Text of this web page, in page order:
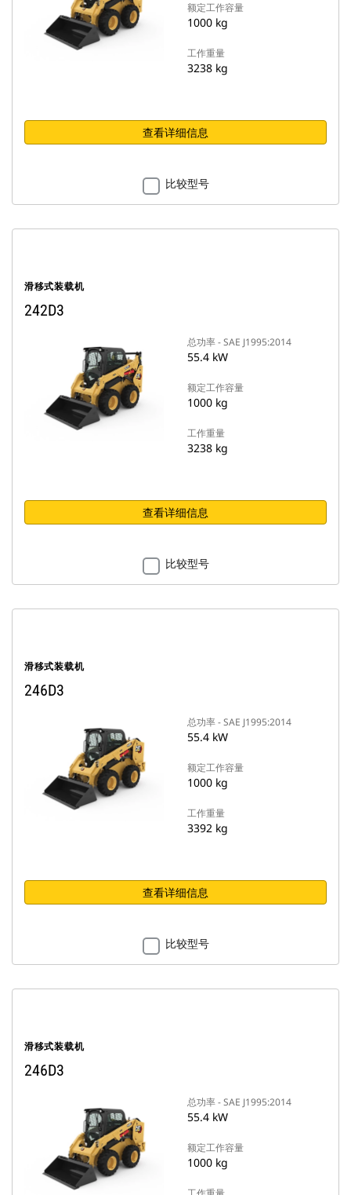
额定工作容量
1000 kg
工作重量
3238 kg
查看详细信息
比较型号
滑移式装载机
242D3
总功率 - SAE J1995:2014
55.4 kW
额定工作容量
1000 kg
工作重量
3238 kg
查看详细信息
比较型号
滑移式装载机
246D3
总功率 - SAE J1995:2014
55.4 kW
额定工作容量
1000 kg
工作重量
3392 kg
查看详细信息
比较型号
滑移式装载机
246D3
总功率 - SAE J1995:2014
55.4 kW
额定工作容量
1000 kg